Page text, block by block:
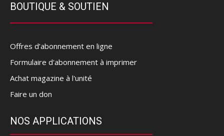
BOUTIQUE & SOUTIEN
Offres d’abonnement en ligne
Formulaire d'abonnement à imprimer
Achat magazine à l'unité
Faire un don
NOS APPLICATIONS